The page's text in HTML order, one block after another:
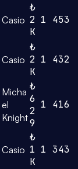
Casio
₺
2
K
1 453
Casio
₺
2
K
1 432
Micha
el
Knight
₺
6
2
9
1 416
Casio
₺
1
K
1 343